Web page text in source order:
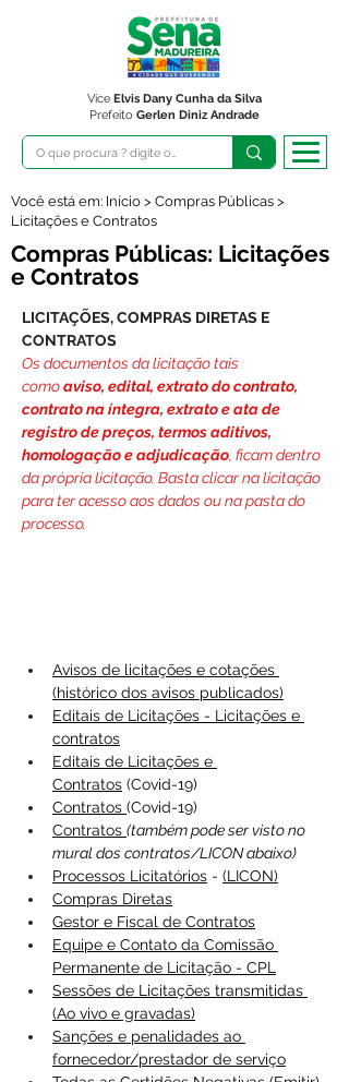
Prefeito Gerlen Diniz Andrade
Vice Elvis Dany Cunha da Silva
Você está em: Início > Compras Públicas >
Licitações e Contratos
Compras Públicas: Licitações
e Contratos
LICITAÇÕES, COMPRAS DIRETAS E
CONTRATOS
Os documentos da licitação tais
como aviso, edital, extrato do contrato,
contrato na íntegra, extrato e ata de
registro de preços, termos aditivos,
homologação e adjudicação, ficam dentro
da própria licitação. Basta clicar na licitação
para ter acesso aos dados ou na pasta do
processo.
Avisos de licitações e cotações
(histórico dos avisos publicados)
Editais de Licitações - Licitações e
contratos
Editais de Licitações e
Contratos (Covid-19)
Contratos (Covid-19)
Contratos (também pode ser visto no
mural dos contratos/LICON abaixo)
Processos Licitatórios - (LICON)
Compras Diretas
Gestor e Fiscal de Contratos
Equipe e Contato da Comissão
Permanente de Licitação - CPL
Sessões de Licitações transmitidas
(Ao vivo e gravadas)
Sanções e penalidades ao
fornecedor/prestador de serviço